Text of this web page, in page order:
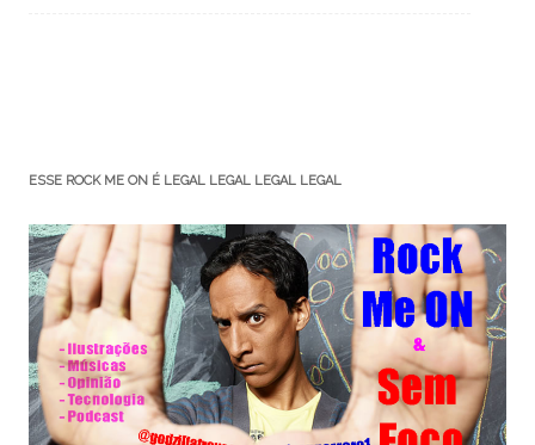
ESSE ROCK ME ON É LEGAL LEGAL LEGAL LEGAL